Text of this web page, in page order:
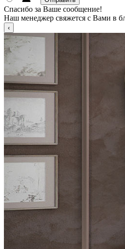
Спасибо за Ваше сообщение!
Наш менеджер свяжется с Вами в